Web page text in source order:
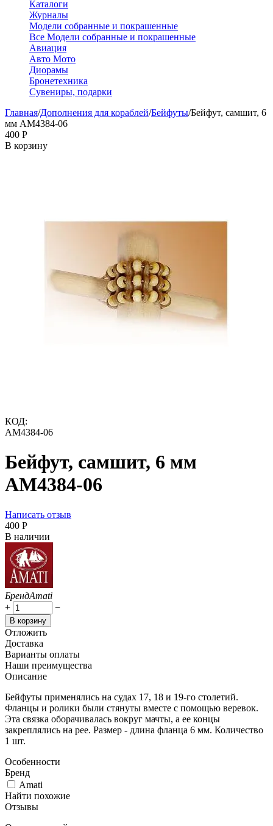
Каталоги
Журналы
Модели собранные и покрашенные
Все Модели собранные и покрашенные
Авиация
Авто Мото
Диорамы
Бронетехника
Сувениры, подарки
Главная/Дополнения для кораблей/Бейфуты/Бейфут, самшит, 6
мм AM4384-06
‍400‍ Р
В корзину
КОД:
AM4384-06
Бейфут, самшит, 6 мм
AM4384-06
Написать отзыв
‍400‍ Р
В наличии
БрендAmati
+
−
В корзину
Отложить
Доставка
Варианты оплаты
Наши преимущества
Описание
Бейфуты применялись на судах 17, 18 и 19-го столетий.
Фланцы и ролики были стянуты вместе с помощью веревок.
Эта связка оборачивалась вокруг мачты, а ее концы
закреплялись на рее. Размер - длина фланца 6 мм. Количество
1 шт.
Особенности
Бренд
Amati
Найти похожие
Отзывы